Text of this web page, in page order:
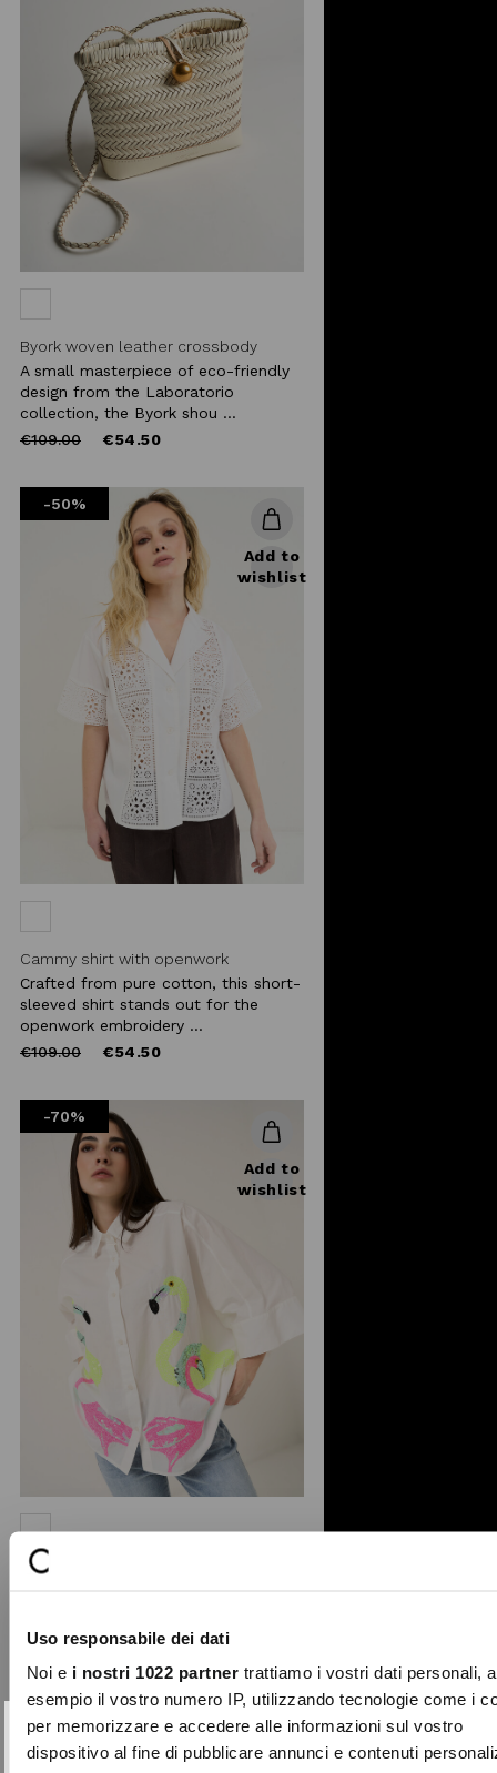
Uso responsabile dei dati
Noi e i nostri 1022 partnertrattiamo i vostri dati personali,
esempio il vostro numero IP, utilizzando tecnologie come i
per memorizzare e accedere alle informazioni sul vostro
dispositivo al fine di pubblicare annunci e contenuti
Byork woven leather crossbody
A small masterpiece of eco-friendly
design from the Laboratorio
collection, the Byork shou ...
Price
€109.00to €54.50
-50%
Add to
wishlist
Cammy shirt with openwork
embroidery
Crafted from pure cotton, this short-
sleeved shirt stands out for the
openwork embroidery ...
Price
€109.00to €54.50
-70%
Add to
wishlist
Chery flamingo embroidery shirt
cotton model featuring ...
Price
reduced
from
€99.00to €29.70
-70%
Close
SUBSCRIBE TO OUR